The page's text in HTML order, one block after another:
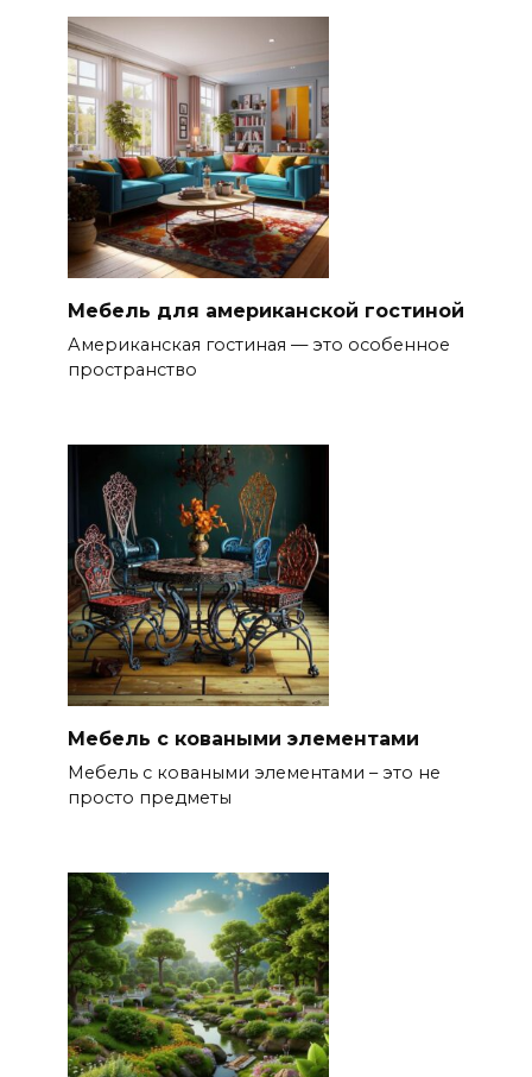
Мебель для американской гостиной
Американская гостиная — это особенное
пространство
Мебель с коваными элементами
Мебель с коваными элементами – это не
просто предметы